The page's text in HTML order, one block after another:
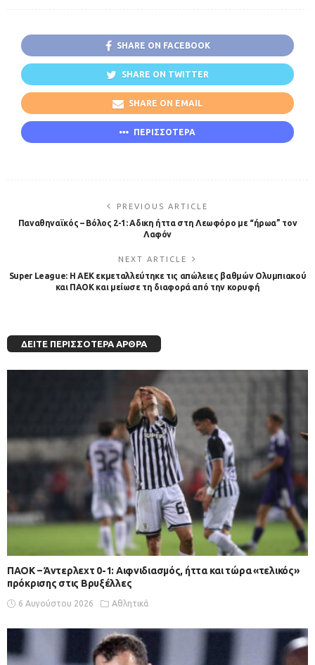
SHARE ON FACEBOOK
SHARE ON TWITTER
SHARE ON EMAIL
ΠΕΡΙΣΣΟΤΕΡΑ
PREVIOUS ARTICLE
Παναθηναϊκός – Βόλος 2-1: Αδικη ήττα στη Λεωφόρο με “ήρωα” τον
Λαφόν
NEXT ARTICLE
Super League: Η ΑΕΚ εκμεταλλεύτηκε τις απώλειες βαθμών Ολυμπιακού
και ΠΑΟΚ και μείωσε τη διαφορά από την κορυφή
ΔΕΊΤΕ ΠΕΡΙΣΣΌΤΕΡΑ ΆΡΘΡΑ
ΠΑΟΚ – Άντερλεχτ 0-1: Αιφνιδιασμός, ήττα και τώρα «τελικός»
πρόκρισης στις Βρυξέλλες
6 Αυγούστου 2026 Αθλητικά